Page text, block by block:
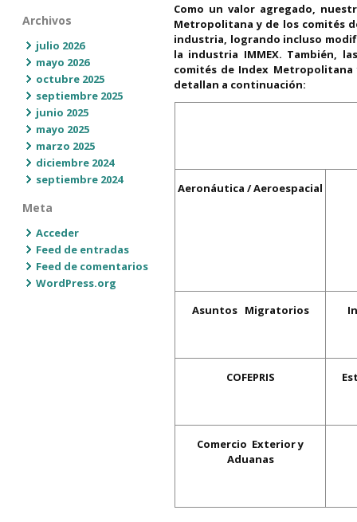
Archivos
julio 2026
mayo 2026
octubre 2025
septiembre 2025
junio 2025
mayo 2025
marzo 2025
diciembre 2024
septiembre 2024
Meta
Acceder
Feed de entradas
Feed de comentarios
WordPress.org
Como un valor agregado,
Metropolitana y de los comités
industria, logrando incluso
la industria IMMEX. También,
comités de Index Metropolitana
detallan a continuación:
Aeronáutica / Aeroespacial
Asuntos Migratorios
COFEPRIS
Comercio Exterior y
Aduanas